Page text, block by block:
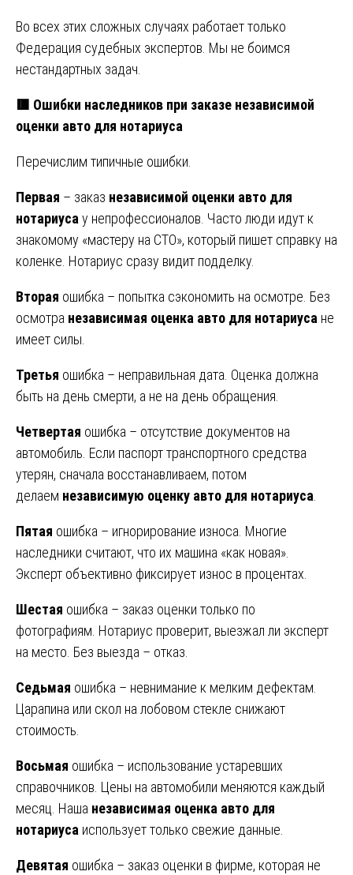
Во всех этих сложных случаях работает только
Федерация судебных экспертов. Мы не боимся
нестандартных задач.
🟥 Ошибки наследников при заказе независимой
оценки авто для нотариуса
Перечислим типичные ошибки.
Первая – заказ независимой оценки авто для
нотариуса у непрофессионалов. Часто люди идут к
знакомому «мастеру на СТО», который пишет справку на
коленке. Нотариус сразу видит подделку.
Вторая ошибка – попытка сэкономить на осмотре. Без
осмотра независимая оценка авто для нотариуса не
имеет силы.
Третья ошибка – неправильная дата. Оценка должна
быть на день смерти, а не на день обращения.
Четвертая ошибка – отсутствие документов на
автомобиль. Если паспорт транспортного средства
утерян, сначала восстанавливаем, потом
делаем независимую оценку авто для нотариуса
Пятая ошибка – игнорирование износа. Многие
наследники считают, что их машина «как новая».
Эксперт объективно фиксирует износ в процентах.
Шестая ошибка – заказ оценки только по
фотографиям. Нотариус проверит, выезжал ли эксперт
на место. Без выезда – отказ.
Седьмая ошибка – невнимание к мелким дефектам.
Царапина или скол на лобовом стекле снижают
стоимость.
Восьмая ошибка – использование устаревших
справочников. Цены на автомобили меняются каждый
месяц. Наша независимая оценка авто для
нотариуса использует только свежие данные.
Девятая ошибка – заказ оценки в фирме, которая не